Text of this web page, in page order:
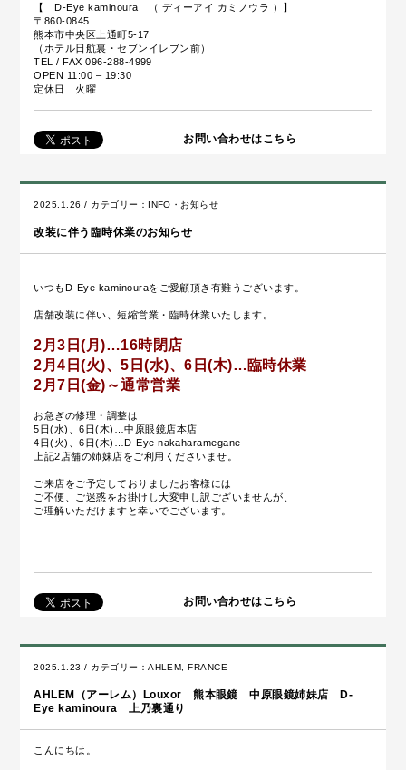
【 D-Eye kaminoura （ ディーアイ カミノウラ ）】
〒860-0845
熊本市中央区上通町5-17
（ホテル日航裏・セブンイレブン前）
TEL / FAX 096-288-4999
OPEN 11:00 – 19:30
定休日 火曜
お問い合わせはこちら
2025.1.26 / カテゴリー： INFO・お知らせ
改装に伴う臨時休業のお知らせ
いつもD-Eye kaminouraをご愛顧頂き有難うございます。
店舗改装に伴い、短縮営業・臨時休業いたします。
2月3日(月)…16時閉店
2月4日(火)、5日(水)、6日(木)…臨時休業
2月7日(金)～通常営業
お急ぎの修理・調整は
5日(水)、6日(木)…中原眼鏡店本店
4日(火)、6日(木)…D-Eye nakaharamegane
上記2店舗の姉妹店をご利用くださいませ。
ご来店をご予定しておりましたお客様には
ご不便、ご迷惑をお掛けし大変申し訳ございませんが、
ご理解いただけますと幸いでございます。
お問い合わせはこちら
2025.1.23 / カテゴリー：AHLEM ,FRANCE
AHLEM（アーレム）Louxor 熊本眼鏡 中原眼鏡姉妹店 D-
Eye kaminoura 上乃裏通り
こんにちは。